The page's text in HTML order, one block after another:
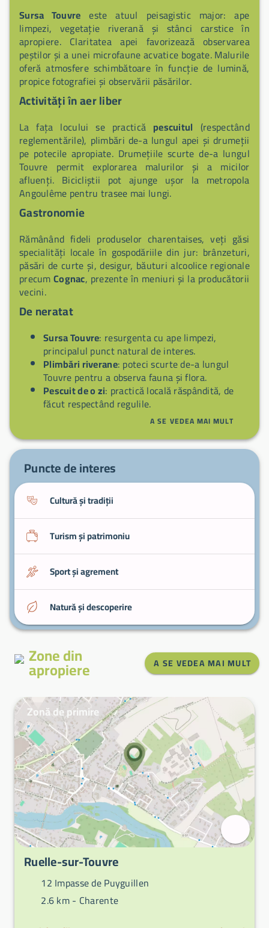
Sursa Touvre este atuul peisagistic major: ape
limpezi, vegetație riverană și stânci carstice în
apropiere. Claritatea apei favorizează observarea
peștilor și a unei microfaune acvatice bogate. Malurile
oferă atmosfere schimbătoare în funcție de lumină,
propice fotografiei și observării păsărilor.
Activități în aer liber
La fața locului se practică pescuitul (respectând
reglementările), plimbări de-a lungul apei și drumeții
pe potecile apropiate. Drumețiile scurte de-a lungul
Touvre permit explorarea malurilor și a micilor
afluenți. Bicicliștii pot ajunge ușor la metropola
Angoulême pentru trasee mai lungi.
Gastronomie
Rămânând fideli produselor charentaises, veți găsi
specialități locale în gospodăriile din jur: brânzeturi,
păsări de curte și, desigur, băuturi alcoolice regionale
precumCognac, prezente în meniuri și la producătorii
vecini.
De neratat
Sursa Touvre: resurgenta cu ape limpezi,
principalul punct natural de interes.
Plimbări riverane: poteci scurte de-a lungul
Touvre pentru a observa fauna și flora.
Pescuit de o zi: practică locală răspândită, de
făcut respectând regulile.
: vizită scurtă pentru benzi
Degustare de produse charentaises: piețe și
regionale.
A SE VEDEA MAI MULT
Puncte de interes
Cultură și tradiții
Turism și patrimoniu
Sport și agrement
Natură și descoperire
Zone din
apropiere A SE VEDEA MAI MULT
Zonă de primire
Ruelle-sur-Touvre
12 Impasse de Puyguillen
2.6 km - Charente